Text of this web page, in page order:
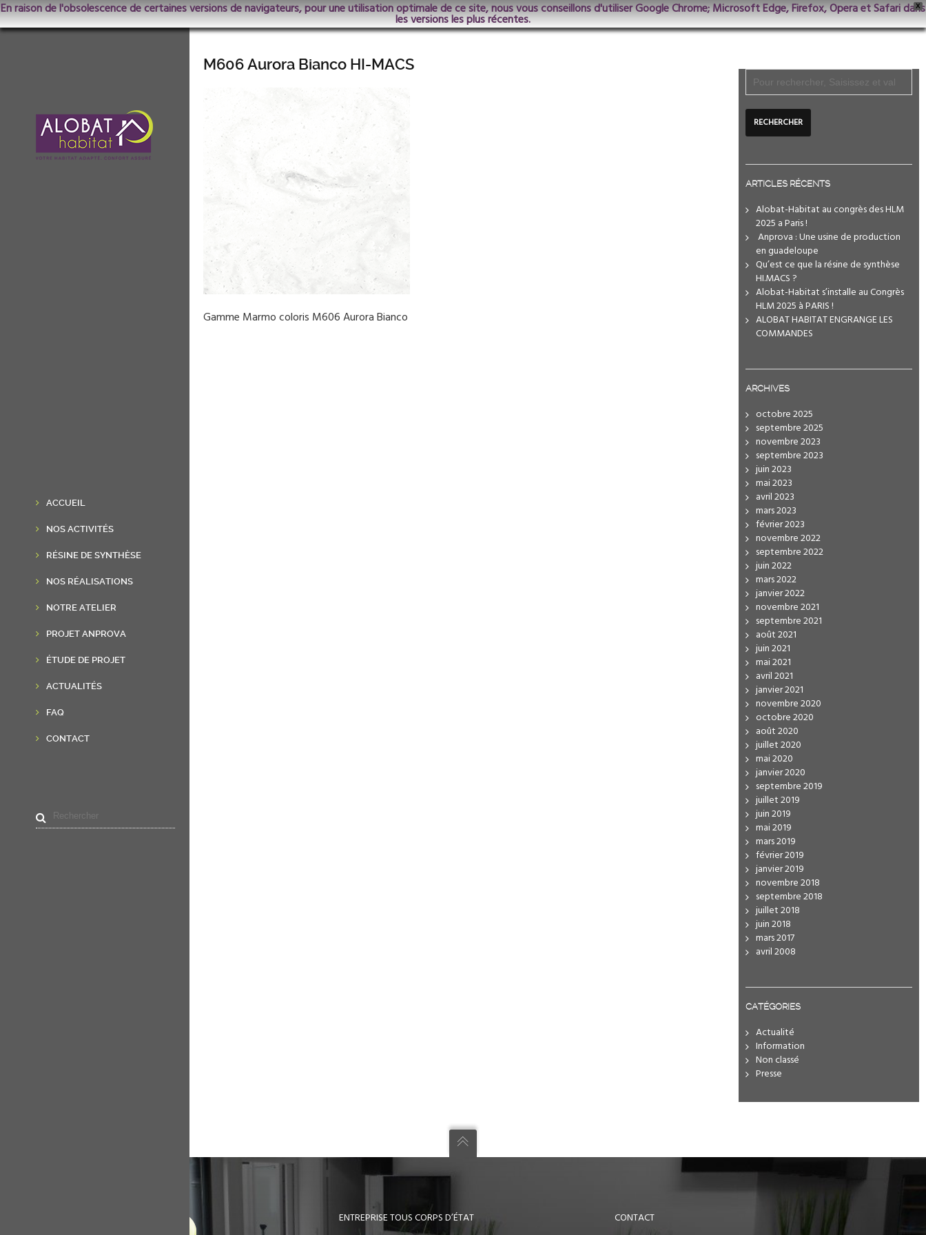
X
En raison de l'obsolescence de certaines versions de navigateurs, pour une utilisation optimale de ce site, nous vous conseillons d'utiliser Google Chrome; Microsoft Edge, Firefox, Opera et Safari dans
les versions les plus récentes.
ACCUEIL
NOS ACTIVITÉS
RÉSINE DE SYNTHÈSE
NOS RÉALISATIONS
NOTRE ATELIER
PROJET ANPROVA
ÉTUDE DE PROJET
ACTUALITÉS
FAQ
CONTACT
M606 Aurora Bianco HI-MACS
Gamme Marmo coloris M606 Aurora Bianco
ARTICLES RÉCENTS
Alobat-Habitat au congrès des HLM
2025 a Paris !
️ Anprova : Une usine de production
en guadeloupe
Qu’est ce que la résine de synthèse
HI.MACS ?
Alobat-Habitat s’installe au Congrès
HLM 2025 à PARIS !
ALOBAT HABITAT ENGRANGE LES
COMMANDES
ARCHIVES
octobre 2025
septembre 2025
novembre 2023
septembre 2023
juin 2023
mai 2023
avril 2023
mars 2023
février 2023
novembre 2022
septembre 2022
juin 2022
mars 2022
janvier 2022
novembre 2021
septembre 2021
août 2021
juin 2021
mai 2021
avril 2021
janvier 2021
novembre 2020
octobre 2020
août 2020
juillet 2020
mai 2020
janvier 2020
septembre 2019
juillet 2019
juin 2019
mai 2019
mars 2019
février 2019
janvier 2019
novembre 2018
septembre 2018
juillet 2018
juin 2018
mars 2017
avril 2008
CATÉGORIES
Actualité
Information
Non classé
Presse
ENTREPRISE TOUS CORPS D’ÉTAT CONTACT